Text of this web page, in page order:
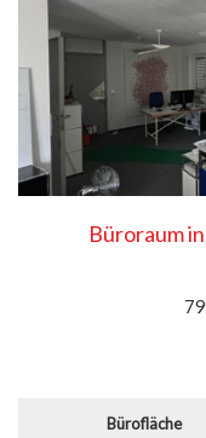
Büroraum
Bürofläche